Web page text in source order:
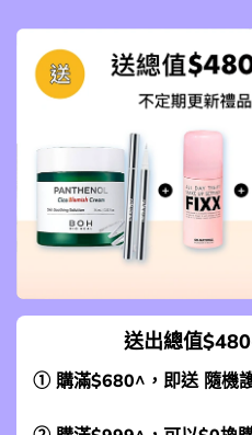
送出總值
① 購滿$680^，即送 隨機